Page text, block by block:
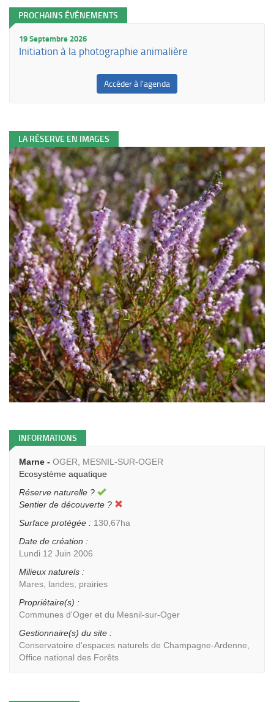
PROCHAINS ÉVÉNEMENTS
19 Septembre 2026
Initiation à la photographie animalière
Accéder à l'agenda
LA RÉSERVE EN IMAGES
INFORMATIONS
Marne - OGER, MESNIL-SUR-OGER
Ecosystème aquatique
Réserve naturelle ?
Sentier de découverte ?
Surface protégée : 130,67ha
Date de création :
Lundi 12 Juin 2006
Milieux naturels :
Mares, landes, prairies
Propriétaire(s) :
Communes d'Oger et du Mesnil-sur-Oger
Gestionnaire(s) du site :
Conservatoire d'espaces naturels de Champagne-Ardenne,
Office national des Forêts